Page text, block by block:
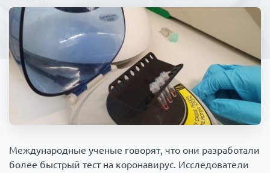
Экономика
Общество
Коронавирус
Происшествия
Международные ученые говорят, что они разработали
более быстрый тест на коронавирус. Исследователи